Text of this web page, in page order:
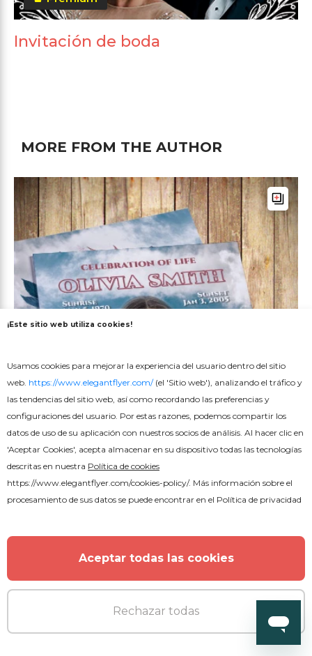
Invitación de boda
MORE FROM THE AUTHOR
Plantilla gratuita de folleto de
funeral en PSD.
¡Este sitio web utiliza cookies!
Usamos cookies para mejorar la experiencia del usuario dentro del sitio
web. https://www.elegantflyer.com/(el 'Sitio web'), analizando el tráfico y
las tendencias del sitio web, así como recordando las preferencias y
configuraciones del usuario. Por estas razones, podemos compartir los
datos de uso de su aplicación con nuestros socios de análisis. Al hacer clic en
'Aceptar Cookies', acepta almacenar en su dispositivo todas las tecnologías
descritas en nuestra Política de cookies
https://www.elegantflyer.com/cookies-policy/. Más información sobre el
procesamiento de sus datos se puede encontrar en el Política de privacidad
Aceptar todas las cookies
Rechazar todas